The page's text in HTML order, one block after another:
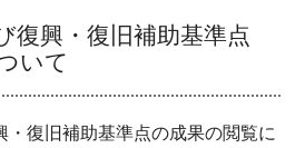
復興・復旧補助基準点
いて
復旧補助基準点の成果の閲覧に